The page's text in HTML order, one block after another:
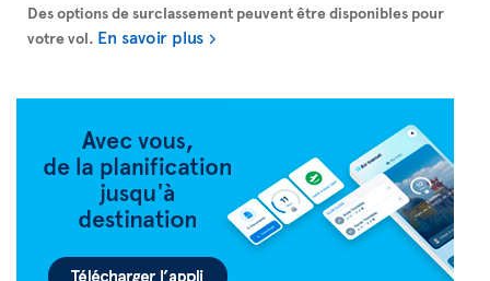
Des options de surclassement peuvent être disponibles pour
votre vol. En savoir plus